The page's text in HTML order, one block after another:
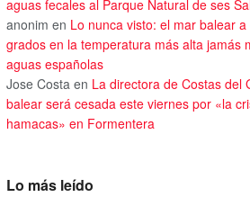
aguas fecales al Parque Natural de ses
anonim en Lo nunca visto: el mar balear a
grados en la temperatura más alta jamás
aguas españolas
Jose Costa en La directora de Costas del
balear será cesada este viernes por «la
hamacas» en Formentera
Lo más leído